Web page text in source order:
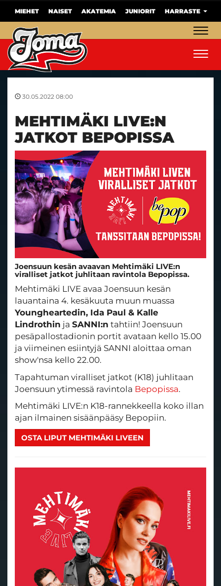
MIEHET NAISET AKATEMIA JUNIORIT HARRASTE
30.05.2022 08:00
MEHTIMÄKI LIVE:N
JATKOT BEPOPISSA
Joensuun kesän avaavan Mehtimäki LIVE:n
viralliset jatkot juhlitaan ravintola Bepopissa.
Mehtimäki LIVE avaa Joensuun kesän
lauantaina 4. kesäkuuta muun muassa
Youngheartedin, Ida Paul & Kalle
Lindrothin ja SANNI:n tahtiin! Joensuun
pesäpallostadionin portit avataan kello 15.00
ja viimeinen esiintyjä SANNI aloittaa oman
show'nsa kello 22.00.
Tapahtuman viralliset jatkot (K18) juhlitaan
Joensuun ytimessä ravintola Bepopissa.
Mehtimäki LIVE:n K18-rannekkeella koko illan
ajan ilmainen sisäänpääsy Bepopiin.
OSTA LIPUT MEHTIMÄKI LIVEEN